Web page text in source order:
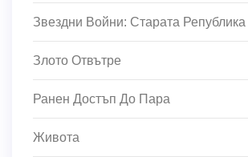
Звездни Войни: Старата Република
Злото Отвътре
Ранен Достъп До Пара
Живота